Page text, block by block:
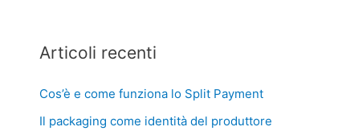
Articoli recenti
Cos’è e come funziona lo Split Payment
Il packaging come identità del produttore